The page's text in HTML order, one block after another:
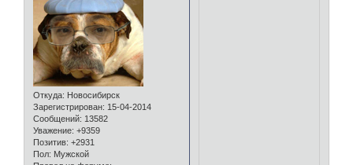
Откуда: Новосибирск
Зарегистрирован: 15-04-2014
Сообщений: 13582
Уважение: +9359
Позитив: +2931
Пол: Мужской